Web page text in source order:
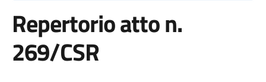
Repertorio atto n.
269/CSR